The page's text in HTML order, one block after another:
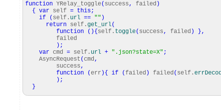
function YRelay_toggle( success, failed )
{
var self = this;
if
( self. url == "" )
return self.get_url(
function
( ){ self. toggle( success, failed ) },
failed
) ;
var cmd = self. url + ".json?state=X" ;
AsyncRequest (cmd,
success,
function
(err ){ if ( failed ) failed ( self.
) ;
}